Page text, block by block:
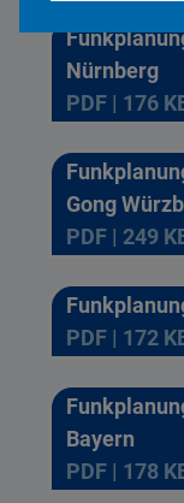
Nürnberg
PDF | 176
Gong
PDF | 249
PDF | 172
Bayern
PDF | 178